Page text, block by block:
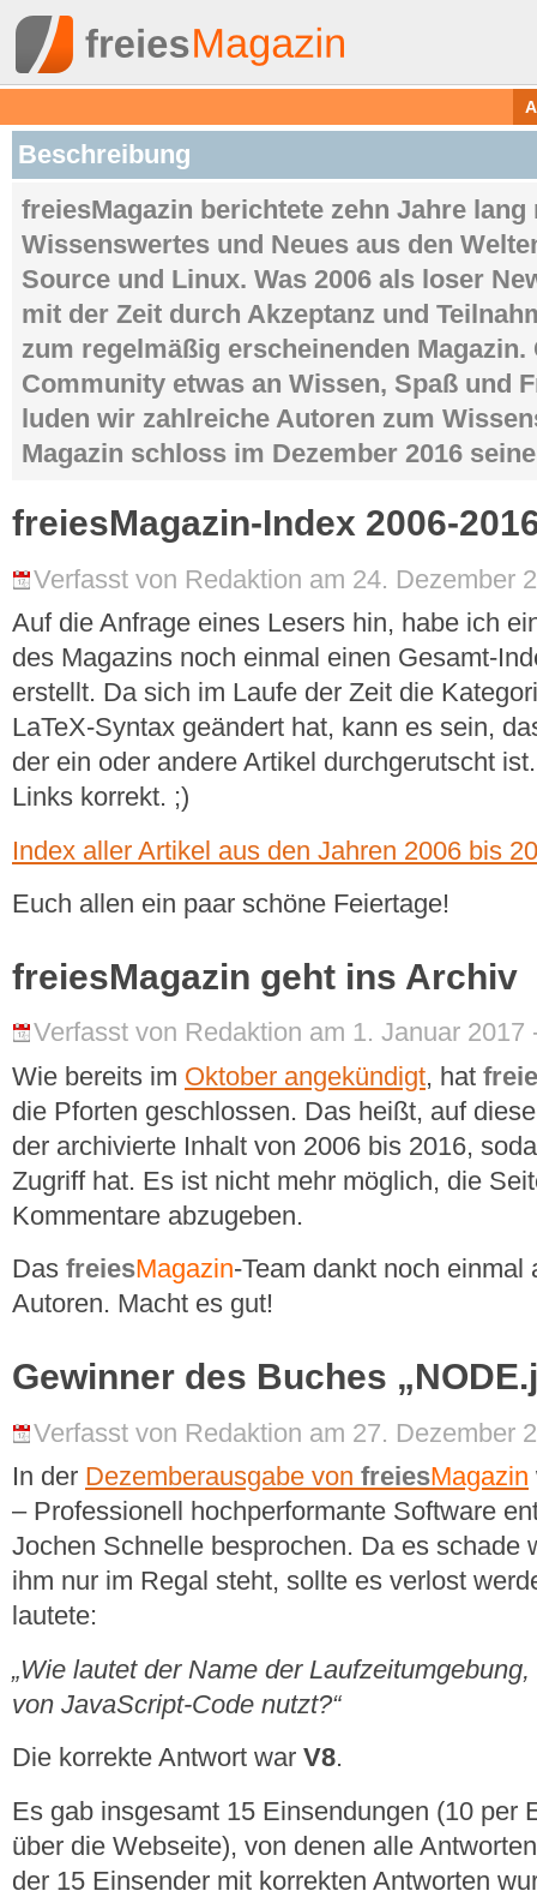
Beschreibung
freiesMagazin berichtete zehn Jahre
Wissenswertes und Neues aus den
Source und Linux. Was 2006 als loser
mit der Zeit durch Akzeptanz und
zum regelmäßig erscheinenden Magazin.
Community etwas an Wissen, Spaß und
luden wir zahlreiche Autoren zum
Magazin schloss im Dezember 2016
freiesMagazin-Index 2006-
Verfasst von Redaktion am 24. Dezember
Auf die Anfrage eines Lesers hin, habe ich
des Magazins noch einmal einen Gesamt-
erstellt. Da sich im Laufe der Zeit die
LaTeX-Syntax geändert hat, kann es sein,
der ein oder andere Artikel durchgerutscht
Links korrekt. ;)
Index aller Artikel aus den Jahren 2006 bis
Euch allen ein paar schöne Feiertage!
freiesMagazin geht ins Archiv
Verfasst von Redaktion am 1. Januar 2017
Wie bereits im Oktober angekündigt, hat
die Pforten geschlossen. Das heißt, auf
der archivierte Inhalt von 2006 bis 2016,
Zugriff hat. Es ist nicht mehr möglich, die
Kommentare abzugeben.
Das freiesMagazin-Team dankt noch
Autoren. Macht es gut!
Gewinner des Buches
Verfasst von Redaktion am 27. Dezember
In der Dezemberausgabe von freiesMagazin
– Professionell hochperformante Software
Jochen Schnelle besprochen. Da es schade
ihm nur im Regal steht, sollte es verlost
lautete:
„Wie lautet der Name der
von JavaScript-Code nutzt?“
Die korrekte Antwort war V8.
Es gab insgesamt 15 Einsendungen (10 per
über die Webseite), von denen alle
der 15 Einsender mit korrekten Antworten